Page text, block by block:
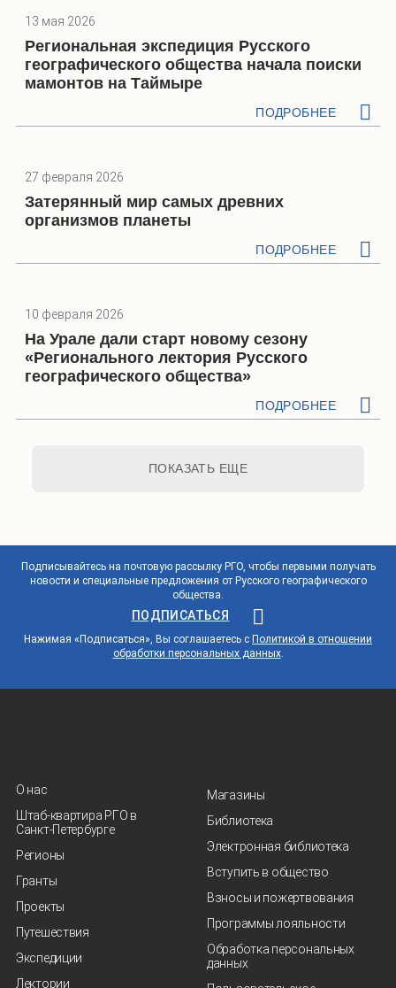
13 мая 2026
Региональная экспедиция Русского
географического общества начала поиски
мамонтов на Таймыре
ПОДРОБНЕЕ
27 февраля 2026
Затерянный мир самых древних
организмов планеты
ПОДРОБНЕЕ
10 февраля 2026
На Урале дали старт новому сезону
«Регионального лектория Русского
географического общества»
ПОДРОБНЕЕ
ПОКАЗАТЬ ЕЩЕ
Подписывайтесь на почтовую рассылку РГО, чтобы первыми получать
новости и специальные предложения от Русского географического
общества.
ПОДПИСАТЬСЯ
Нажимая «Подписаться», Вы соглашаетесь с Политикой в отношении
обработки персональных данных.
О нас
Штаб-квартира РГО в
Санкт‑Петербурге
Регионы
Гранты
Проекты
Путешествия
Экспедиции
Лектории
Магазины
Библиотека
Электронная библиотека
Вступить в общество
Взносы и пожертвования
Программы лояльности
Обработка персональных
данных